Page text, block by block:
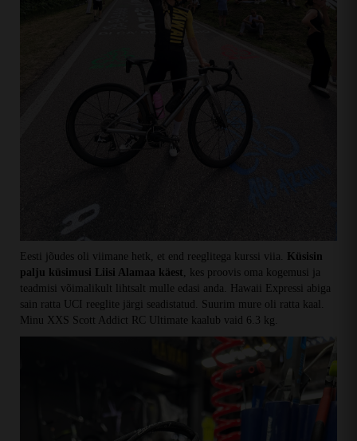
Eesti jõudes oli viimane hetk, et end reeglitega kurssi viia.
Küsisin
palju küsimusi Liisi Alamaa käest
, kes proovis oma kogemusi ja
teadmisi võimalikult lihtsalt mulle edasi anda. Hawaii Expressi abiga
sain ratta UCI reeglite järgi seadistatud. Suurim mure oli ratta kaal.
Minu XXS Scott Addict RC Ultimate kaalub vaid 6.3 kg.